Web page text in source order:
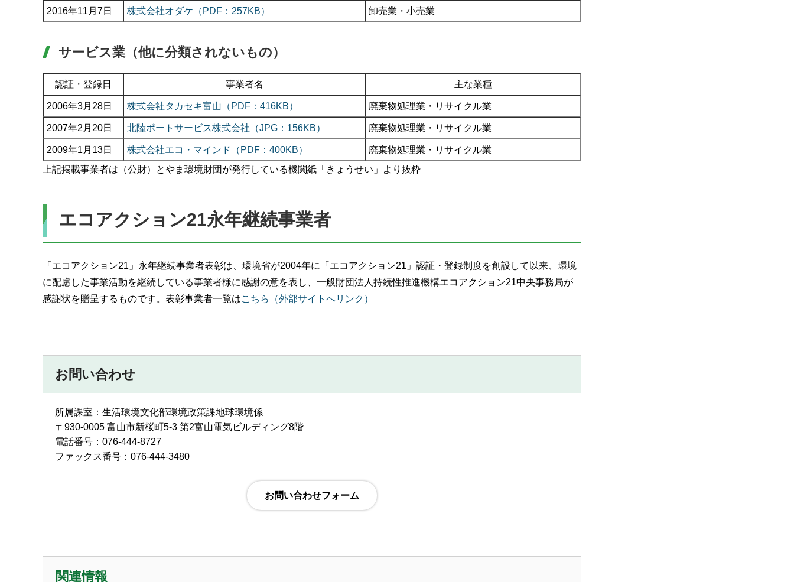
2016年11月7日 株式会社オダケ（PDF：257KB） 卸売業・小売業
サービス業（他に分類されないもの）
認証・登録日 事業者名 主な業種
2006年3月28日 株式会社タカセキ富山（PDF：416KB） 廃棄物処理業・リサイクル業
2007年2月20日 北陸ポートサービス株式会社（JPG：156KB） 廃棄物処理業・リサイクル業
2009年1月13日 株式会社エコ・マインド（PDF：400KB）
廃棄物処理業・リサイクル業
上記掲載事業者は（公財）とやま環境財団が発行している機関紙「きょうせい」より抜粋
エコアクション21永年継続事業者
「エコアクション21」永年継続事業者表彰は、環境省が2004年に「エコアクション21」認証・登録制度を創設して以来、環境
に配慮した事業活動を継続している事業者様に感謝の意を表し、一般財団法人持続性推進機構エコアクション21中央事務局が
感謝状を贈呈するものです。表彰事業者一覧はこちら（外部サイトへリンク）
お問い合わせ
所属課室：生活環境文化部環境政策課地球環境係
〒930-0005 富山市新桜町5-3 第2富山電気ビルディング8階
電話番号：076-444-8727
ファックス番号：076-444-3480
関連情報